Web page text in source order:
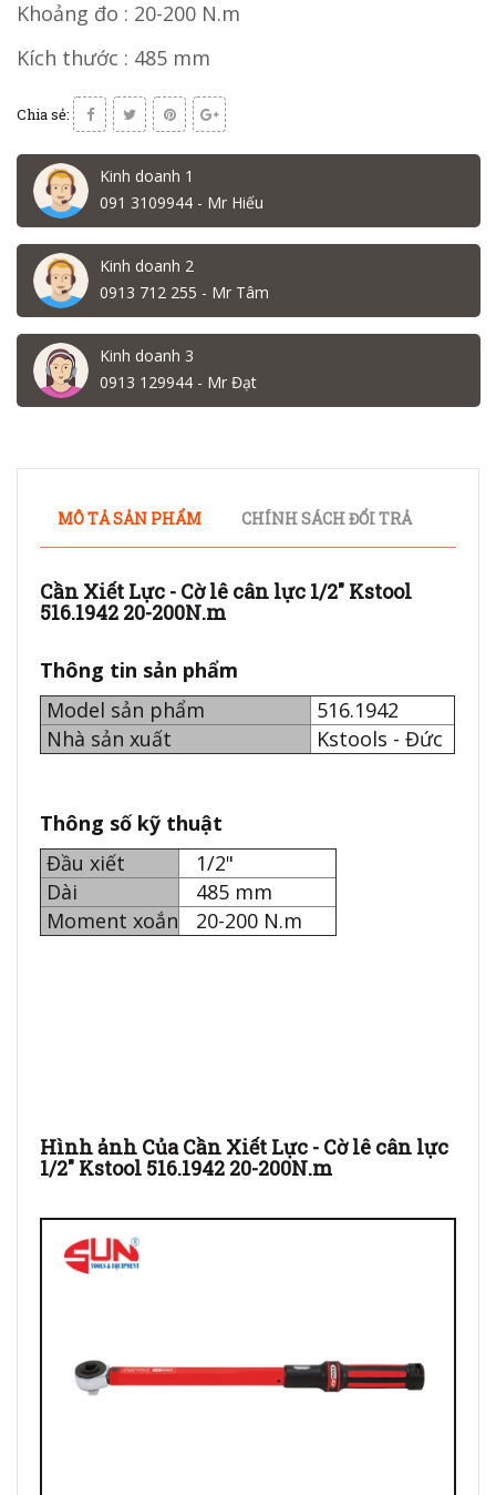
Khoảng đo : 20-200 N.m
Kích thước : 485 mm
Chia sẻ:
Kinh doanh 1
091 3109944 - Mr Hiếu
Kinh doanh 2
0913 712 255 - Mr Tâm
Kinh doanh 3
0913 129944 - Mr Đạt
MÔ TẢ SẢN PHẨM CHÍNH SÁCH ĐỔI TRẢ
Cần Xiết Lực - Cờ lê cân lực 1/2" Kstool
516.1942 20-200N.m
Thông tin sản phẩm
Model sản phẩm
516.1942
Nhà sản xuất
Kstools - Đức
Thông số kỹ thuật
Đầu xiết
1/2"
Dài
485 mm
Moment xoắn 20-200 N.m
Hình ảnh Của Cần Xiết Lực - Cờ lê cân lực
1/2" Kstool 516.1942 20-200N.m